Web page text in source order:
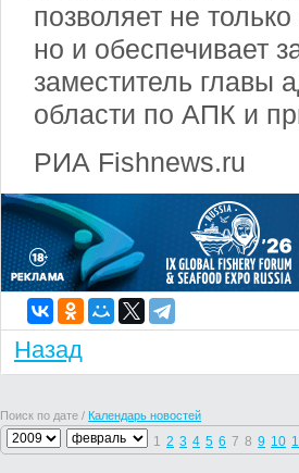
позволяет не
но и обеспечивает
заместитель главы
области по АПК и
РИА Fishnews.ru
Назад
Поиск по дате / Календарь новостей
1 2 3 4 5 6 7 8 9 10